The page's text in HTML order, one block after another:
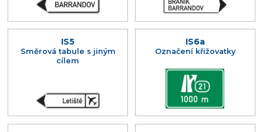
IS5
Směrová tabule s jiným
cílem
IS6a
Označení křižovatky